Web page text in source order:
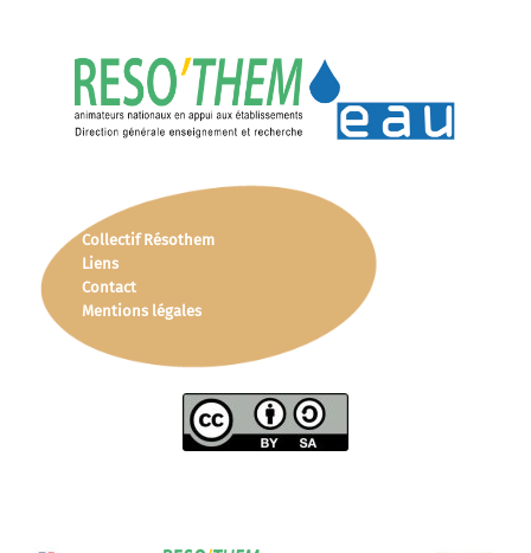
Collectif Résothem
Liens
Contact
Mentions légales